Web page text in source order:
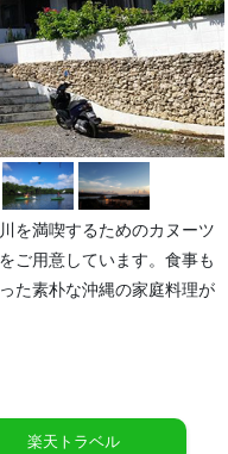
を満喫するためのカヌーツ
ご用意しています。食事も
た素朴な沖縄の家庭料理が
楽天トラベル